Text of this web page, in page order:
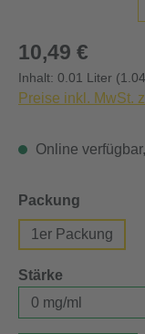
Regulärer Preis:
10,49 €
Inhalt: 0.01 Liter
Preise inkl. MwSt.
Online
Packung
1er Packung
Stärke